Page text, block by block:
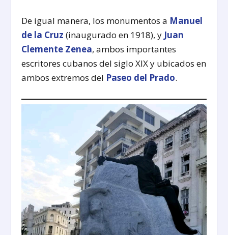
De igual manera, los monumentos a Manuel
de la Cruz (inaugurado en 1918), y Juan
Clemente Zenea, ambos importantes
escritores cubanos del siglo XIX y ubicados en
ambos extremos del Paseo del Prado.